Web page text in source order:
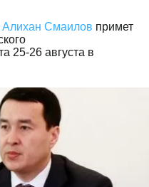
Алихан Смаилов примет
25-26 августа в